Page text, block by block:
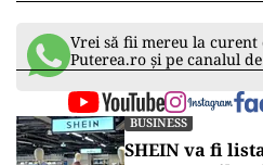
Vrei să fii mereu la
Puterea.ro și pe canalul
BUSINESS
SHEIN va fi